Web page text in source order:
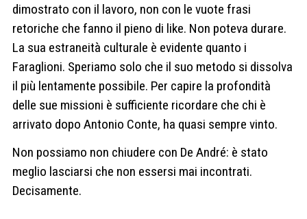
dimostrato con il lavoro, non con le vuote frasi
retoriche che fanno il pieno di like. Non poteva durare.
La sua estraneità culturale è evidente quanto i
Faraglioni. Speriamo solo che il suo metodo si dissolva
il più lentamente possibile. Per capire la profondità
delle sue missioni è sufficiente ricordare che chi è
arrivato dopo Antonio Conte, ha quasi sempre vinto.
Non possiamo non chiudere con De André: è stato
meglio lasciarsi che non essersi mai incontrati.
Decisamente.